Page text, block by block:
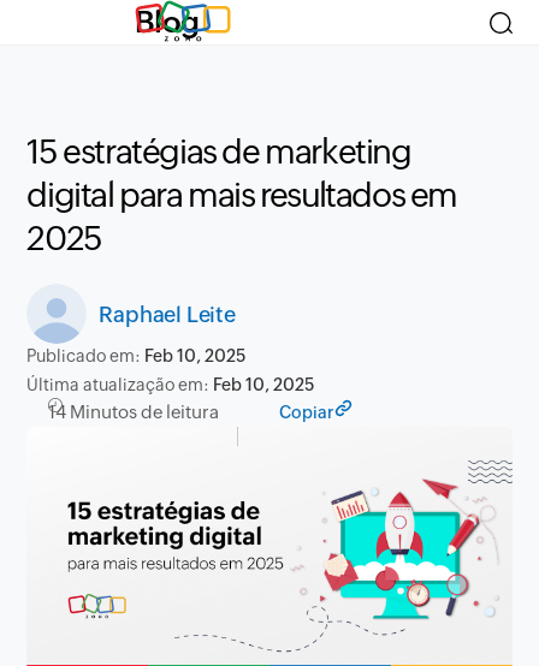
Blog
15 estratégias de marketing
digital para mais resultados em
2025
Raphael Leite
Publicado em: Feb 10, 2025
Última atualização em: Feb 10, 2025
14 Minutos de leitura Copiar